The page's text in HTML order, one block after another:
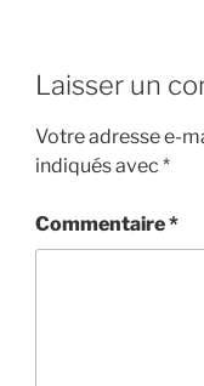
Laisser un
Votre adresse e-
indiqués avec *
Commentaire*